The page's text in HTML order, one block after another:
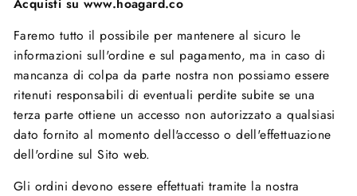
Faremo tutto il possibile per mantenere al sicuro le
informazioni sull'ordine e sul pagamento, ma in caso di
mancanza di colpa da parte nostra non possiamo essere
ritenuti responsabili di eventuali perdite subite se una
terza parte ottiene un accesso non autorizzato a qualsiasi
dato fornito al momento dell'accesso o dell'effettuazione
dell'ordine sul Sito web.
Gli ordini devono essere effettuati tramite la nostra